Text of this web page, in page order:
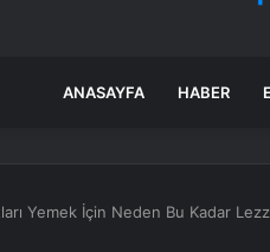
ANASAYFA HABER
Yemek İçin Neden Bu Kadar